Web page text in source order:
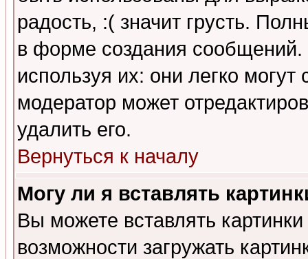
радость, :( значит грусть.
в форме создания сообщений.
используя их: они легко
модератор может
удалить его.
Вернуться к началу
Могу ли я вставлять
Вы можете вставлять
возможности загружать